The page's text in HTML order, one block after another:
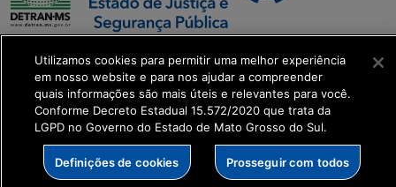
SETDIG | Secretaria-
Executiva de
Transformação Digital
get_footer();
Utilizamos cookies para permitir uma melhor experiência
em nosso website e para nos ajudar a compreender
quais informações são mais úteis e relevantes para você.
Conforme Decreto Estadual 15.572/2020 que trata da
LGPD no Governo do Estado de Mato Grosso do Sul.
Definições de cookies Prosseguir com todos